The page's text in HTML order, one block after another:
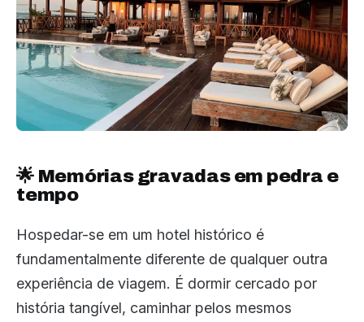
🌟 Memórias gravadas em pedra e
tempo
Hospedar-se em um hotel histórico é
fundamentalmente diferente de qualquer outra
experiência de viagem. É dormir cercado por
história tangível, caminhar pelos mesmos